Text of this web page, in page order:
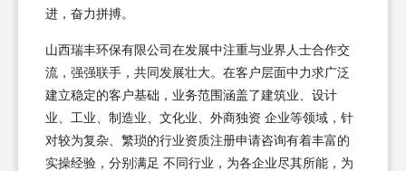
进，奋力拼搏。
山西瑞丰环保有限公司在发展中注重与业界人士合作交
流，强强联手，共同发展壮大。在客户层面中力求广泛
建立稳定的客户基础，业务范围涵盖了建筑业、设计
业、工业、制造业、文化业、外商独资 企业等领域，针
对较为复杂、繁琐的行业资质注册申请咨询有着丰富的
实操经验，分别满足 不同行业，为各企业尽其所能，为